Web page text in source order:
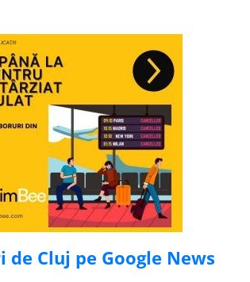
Cluj pe Google News